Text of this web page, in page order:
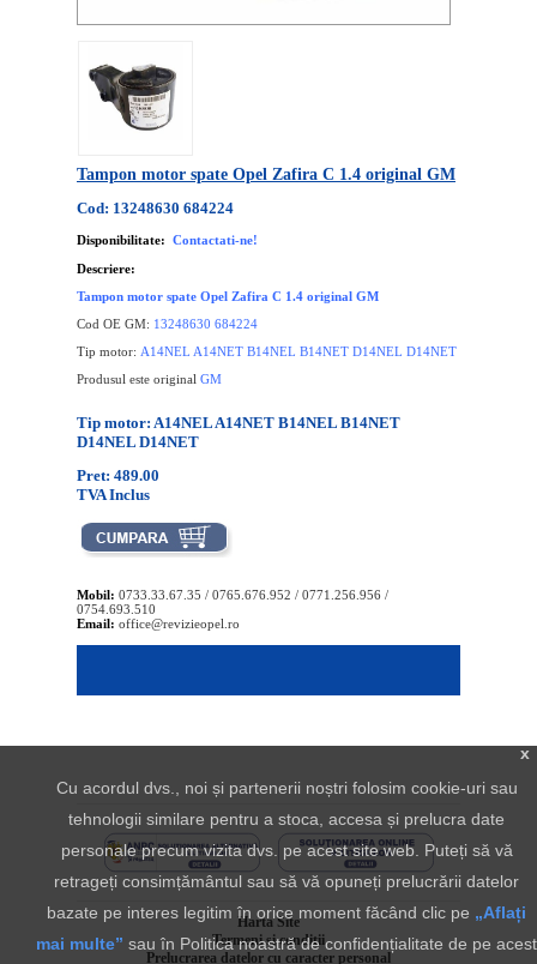
Tampon motor spate Opel Zafira C 1.4 original GM
Cod: 13248630 684224
Disponibilitate: Contactati-ne!
Descriere:
Tampon motor spate Opel Zafira C 1.4 original GM
Cod OE GM: 13248630 684224
Tip motor: A14NEL A14NET B14NEL B14NET D14NEL D14NET
Produsul este original GM
Tip motor: A14NEL A14NET B14NEL B14NET
D14NEL D14NET
Pret: 489.00
TVA Inclus
Mobil: 0733.33.67.35 / 0765.676.952 / 0771.256.956 /
0754.693.510
Email: office@revizieopel.ro
Harta Site
Termeni si conditii
Prelucrarea datelor cu caracter personal
x
Cu acordul dvs., noi și partenerii noștri folosim cookie-uri sau
tehnologii similare pentru a stoca, accesa și prelucra date
personale precum vizita dvs. pe acest site web. Puteți să vă
retrageți consimțământul sau să vă opuneți prelucrării datelor
bazate pe interes legitim în orice moment făcând clic pe „Aflați
mai multe” sau în Politica noastră de confidențialitate de pe acest